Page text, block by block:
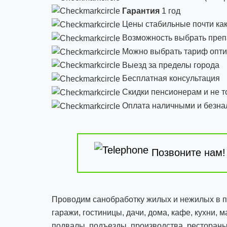
Гарантия 1 год
Цены стабильные почти
Возможность выбрать
Можно выбрать тариф
Выезд за пределы города
Бесплатная консультация
Скидки пенсионерам и не
Оплата наличными и
Позвоните
Проводим санобработку жилых и нежилых в
гаражи, гостиницы, дачи, дома, кафе, кухни,